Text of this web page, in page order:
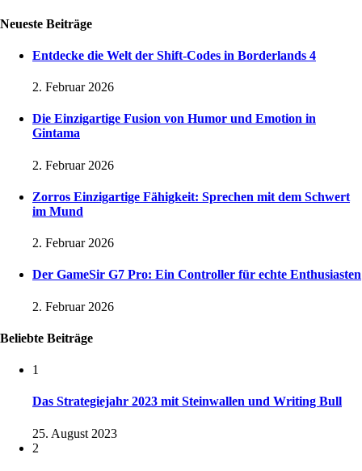
Neueste Beiträge
Entdecke die Welt der Shift-Codes in Borderlands 4
2. Februar 2026
Die Einzigartige Fusion von Humor und Emotion in
Gintama
2. Februar 2026
Zorros Einzigartige Fähigkeit: Sprechen mit dem Schwert
im Mund
2. Februar 2026
Der GameSir G7 Pro: Ein Controller für echte Enthusiasten
2. Februar 2026
Beliebte Beiträge
1
Das Strategiejahr 2023 mit Steinwallen und Writing Bull
25. August 2023
2